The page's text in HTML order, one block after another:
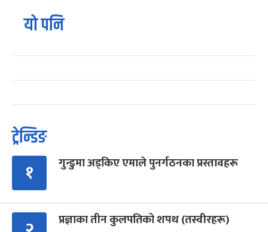
यो पनि
ट्रेन्डिङ
१ गुन्डुमा अड्किए एमाले पुनर्गठनका प्रस्तावहरू
प्रज्ञाका तीन कुलपतिको शपथ (तस्वीरहरू)